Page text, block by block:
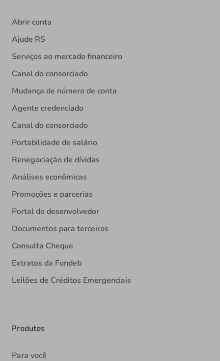
Abrir conta
Ajude RS
Serviços ao mercado financeiro
Canal do consorciado
Mudança de número de conta
Agente credenciado
Canal do consorciado
Portabilidade de salário
Renegociação de dívidas
Análises econômicas
Promoções e parcerias
Portal do desenvolvedor
Documentos para terceiros
Consulta Cheque
Extratos da Fundeb
Leilões de Créditos Emergenciais
Produtos
Para você